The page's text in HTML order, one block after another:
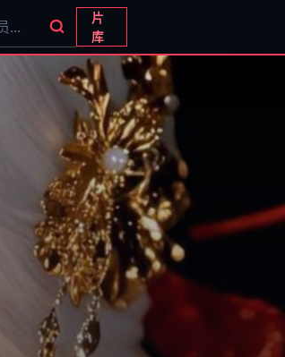
片
库